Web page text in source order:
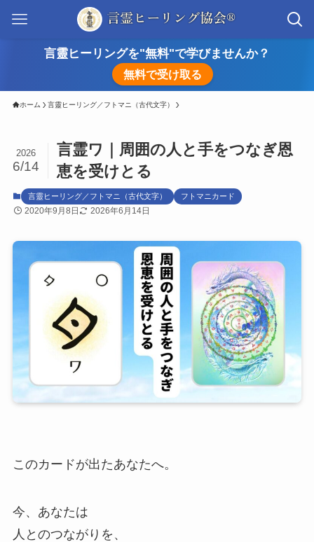
言靈ヒーリングを"無料"で学びませんか？
無料で受け取る
ホーム 言靈ヒーリング／フトマニ（古代文字）
言霊ワ｜周囲の人と手をつなぎ恩
恵を受けとる
2026
6/14
言靈ヒーリング／フトマニ（古代文字） フトマニカード
2020年9月8日 2026年6月14日
このカードが出たあなたへ。
今、あなたは
人とのつながりを、